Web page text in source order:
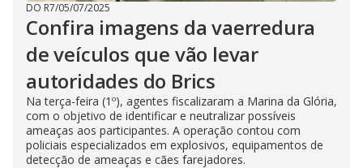
DO R7/05/07/2025
Confira imagens da vaerredura
de veículos que vão levar
autoridades do Brics
Na terça-feira (1º), agentes fiscalizaram a Marina da Glória,
com o objetivo de identificar e neutralizar possíveis
ameaças aos participantes. A operação contou com
policiais especializados em explosivos, equipamentos de
detecção de ameaças e cães farejadores.